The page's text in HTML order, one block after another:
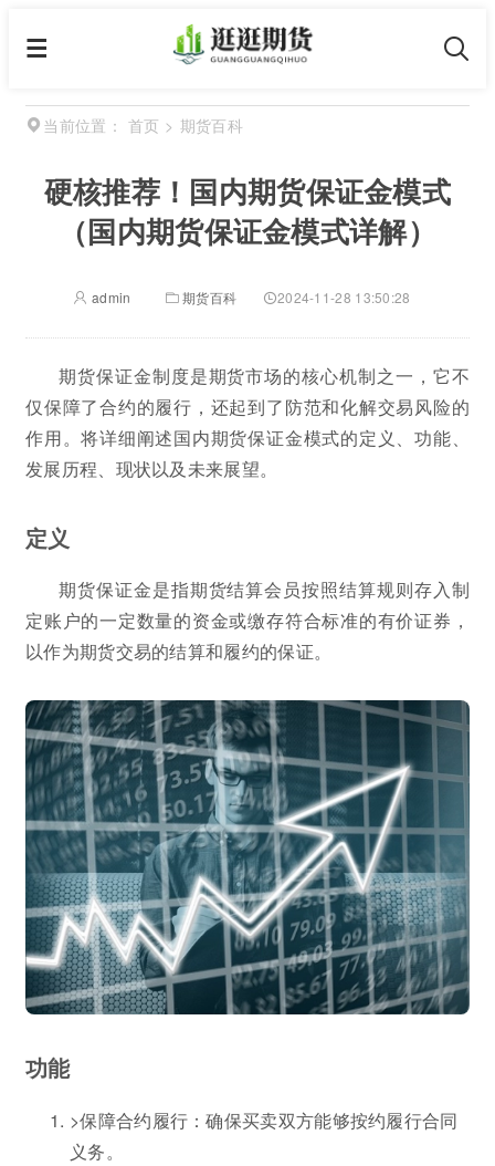
当前位置： 首页 > 期货百科
硬核推荐！国内期货保证金模式
（国内期货保证金模式详解）
admin 期货百科 2024-11-28 13:50:28
期货保证金制度是期货市场的核心机制之一，它不
仅保障了合约的履行，还起到了防范和化解交易风险的
作用。将详细阐述国内期货保证金模式的定义、功能、
发展历程、现状以及未来展望。
定义
期货保证金是指期货结算会员按照结算规则存入制
定账户的一定数量的资金或缴存符合标准的有价证券，
以作为期货交易的结算和履约的保证。
功能
>保障合约履行：确保买卖双方能够按约履行合同
义务。